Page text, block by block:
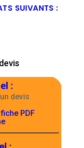
SUIVANTS :
:
devis
PDF